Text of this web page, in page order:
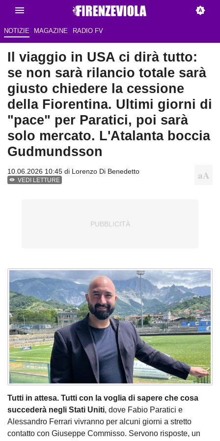
NOTIZIE MAGAZINE RADIO FV
Il viaggio in USA ci dirà tutto:
se non sarà rilancio totale sarà
giusto chiedere la cessione
della Fiorentina. Ultimi giorni di
"pace" per Paratici, poi sarà
solo mercato. L'Atalanta boccia
Gudmundsson
10.06.2026 10:45 di Lorenzo Di Benedetto
VEDI LETTURE
Tutti in attesa. Tutti con la voglia di sapere che cosa
succederà negli Stati Uniti, dove Fabio Paratici e
Alessandro Ferrari vivranno per alcuni giorni a stretto
contatto con Giuseppe Commisso. Servono risposte, un